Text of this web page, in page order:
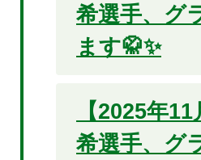
希選手、グ
ます🥋✨
【2025年
希選手、グ